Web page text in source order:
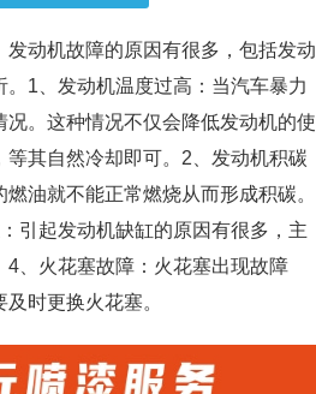
动机故障的原因有很多，包括发动
1、发动机温度过高：当汽车暴力
。这种情况不仅会降低发动机的使
其自然冷却即可。2、发动机积碳
油就不能正常燃烧从而形成积碳。
引起发动机缺缸的原因有很多，主
、火花塞故障：火花塞出现故障
时更换火花塞。